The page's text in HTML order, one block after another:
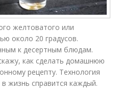
желтоватого или
около 20 градусов.
к десертным блюдам.
как сделать домашнюю
рецепту. Технология
жизнь справится каждый.